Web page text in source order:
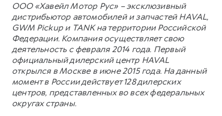
ООО «Хавейл Мотор Рус» – эксклюзивный
дистрибьютор автомобилей и запчастей HAVAL,
GWM Pickup и TANK на территории Российской
Федерации. Компания осуществляет свою
деятельность с февраля 2014 года. Первый
официальный дилерский центр HAVAL
открылся в Москве в июне 2015 года. На данный
момент в России действует 128 дилерских
центров, представленных во всех федеральных
округах страны.